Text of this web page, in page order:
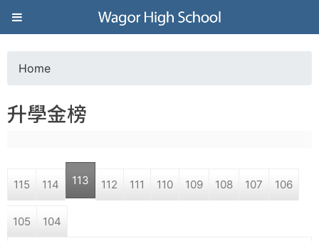
Jump to navigation
葳
格
高
學
o
a
r
Home
升學金榜
115 114 113 112 111 110 109 108 107 106
105 104